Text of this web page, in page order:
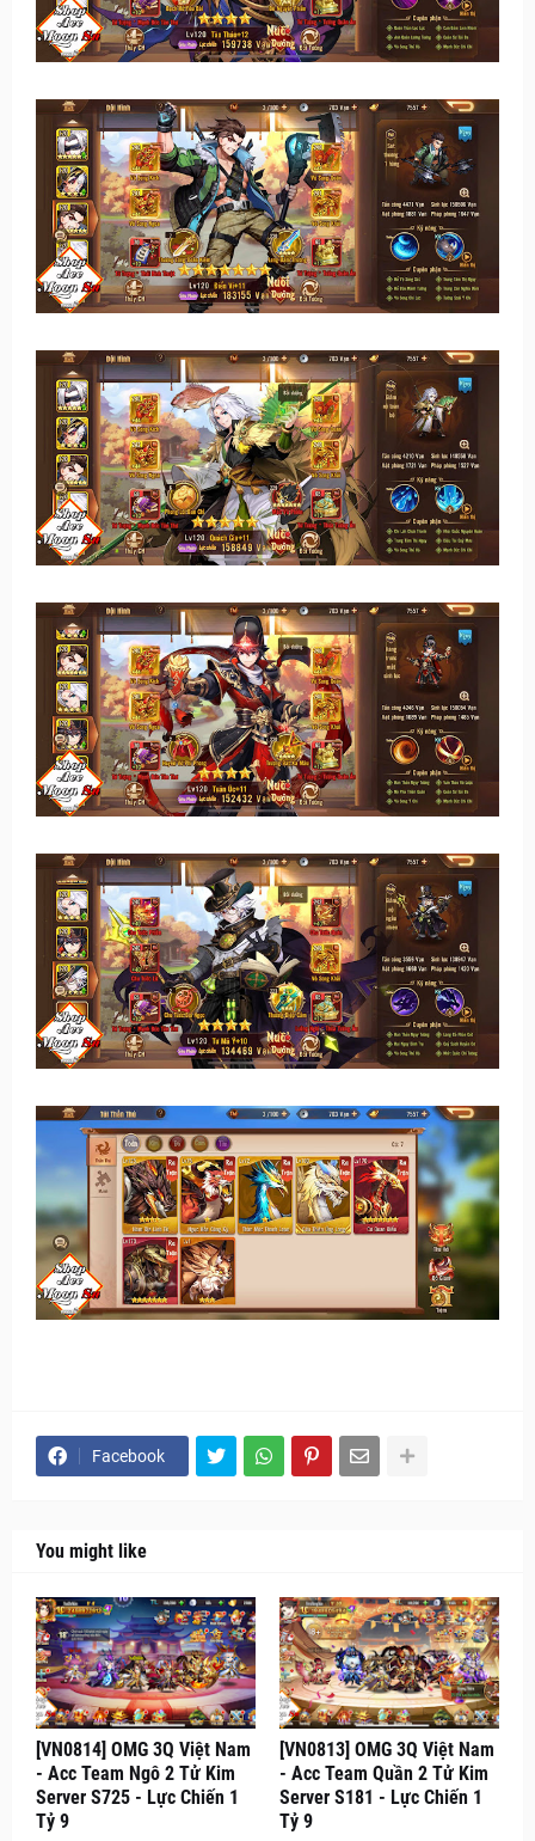
Facebook
You might like
[VN0814] OMG 3Q Việt Nam
- Acc Team Ngô 2 Tử Kim
Server S725 - Lực Chiến 1
Tỷ 9
[VN0813] OMG 3Q Việt Nam
- Acc Team Quần 2 Tử Kim
Server S181 - Lực Chiến 1
Tỷ 9